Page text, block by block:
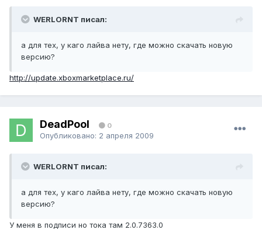
WERLORNT писал:
а для тех, у каго лайва нету, где можно скачать новую
версию?
http://update.xboxmarketplace.ru/
DeadPool 0
Опубликовано: 2 апреля 2009
WERLORNT писал:
а для тех, у каго лайва нету, где можно скачать новую
версию?
У меня в подписи но тока там 2.0.7363.0